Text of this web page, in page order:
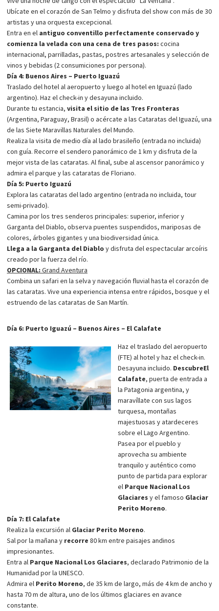
Ubícate en el corazón de San Telmo y disfruta del show con más de 30
artistas y una orquesta excepcional.
Entra en el antiguo conventillo perfectamente conservado y
comienza la velada con una cena de tres pasos: cocina
internacional, parrilladas, pastas, postres artesanales y selección de
vinos y bebidas (2 consumiciones por persona).
Día 4: Buenos Aires – Puerto Iguazú
Traslado del hotel al aeropuerto y luego al hotel en Iguazú (lado
argentino). Haz el check-in y desayuna incluido.
Durante tu estancia, visita el sitio de las Tres Fronteras
(Argentina, Paraguay, Brasil) o acércate a las Cataratas del Iguazú, una
de las Siete Maravillas Naturales del Mundo.
Realiza la visita de medio día al lado brasileño (entrada no incluida)
con guía. Recorre el sendero panorámico de 1 km y disfruta de la
mejor vista de las cataratas. Al final, sube al ascensor panorámico y
admira el parque y las cataratas de Floriano.
Día 5: Puerto Iguazú
Explora las cataratas del lado argentino (entrada no incluida, tour
semi-privado).
Camina por los tres senderos principales: superior, inferior y
Garganta del Diablo, observa puentes suspendidos, mariposas de
colores, árboles gigantes y una biodiversidad única.
Llega a la Garganta del Diablo y disfruta del espectacular arcoíris
creado por la fuerza del río.
OPCIONAL: Grand Aventura
Combina un safari en la selva y navegación fluvial hasta el corazón de
las cataratas. Vive una experiencia intensa entre rápidos, bosque y el
estruendo de las cataratas de San Martín.
Día 6: Puerto Iguazú – Buenos Aires – El Calafate
Haz el traslado del aeropuerto
(FTE) al hotel y haz el check-in.
Desayuna incluido. DescubreEl
Calafate, puerta de entrada a
la Patagonia argentina, y
maravíllate con sus lagos
turquesa, montañas
majestuosas y atardeceres
sobre el Lago Argentino.
Pasea por el pueblo y
aprovecha su ambiente
tranquilo y auténtico como
punto de partida para explorar
el Parque Nacional Los
Glaciares y el famoso Glaciar
Perito Moreno.
Día 7: El Calafate
Realiza la excursión al Glaciar Perito Moreno.
Sal por la mañana y recorre 80 km entre paisajes andinos
impresionantes.
Entra al Parque Nacional Los Glaciares, declarado Patrimonio de la
Humanidad por la UNESCO.
Admira el Perito Moreno, de 35 km de largo, más de 4 km de ancho y
hasta 70 m de altura, uno de los últimos glaciares en avance
constante.